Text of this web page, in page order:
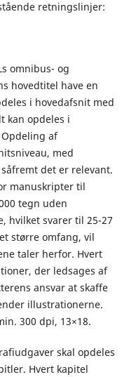
retningslinjer:
omnibus- og
hovedtitel have en
i hovedafsnit med
kan opdeles i
af
med
det er relevant.
manuskripter til
tegn uden
hvilket svarer til 25-27
større omfang, vil
taler herfor. Hvert
der ledsages af
ansvar at skaffe
illustrationerne.
300 dpi, 13×18.
skal opdeles
Hvert kapitel